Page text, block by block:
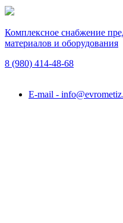
Комплексное снабжение
материалов и оборудования
8 (980) 414-48-68
E-mail -